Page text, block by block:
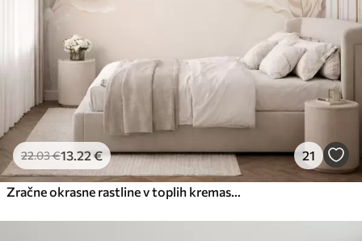
Premium vinil
€/m²
Peel and Stick
81.67
22.03€13.22€ 21
Zračne okrasne rastline v toplih kremastih odtenkih